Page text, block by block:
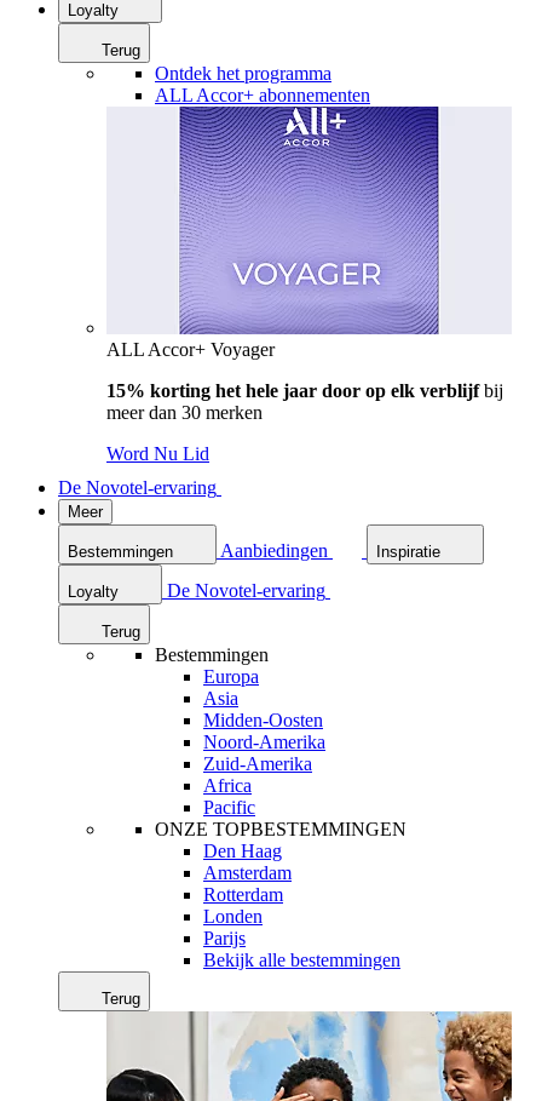
Loyalty
Terug
Ontdek het programma
ALL Accor+ abonnementen
ALL Accor+ Voyager
15% korting het hele jaar door op elk verblijfbij
meer dan 30 merken
Word Nu Lid
De Novotel-ervaring
Meer
Bestemmingen Aanbiedingen Inspiratie
Loyalty De Novotel-ervaring
Terug
Bestemmingen
Europa
Asia
Midden-Oosten
Noord-Amerika
Zuid-Amerika
Africa
Pacific
ONZE TOPBESTEMMINGEN
Den Haag
Amsterdam
Rotterdam
Londen
Parijs
Bekijk alle bestemmingen
Terug